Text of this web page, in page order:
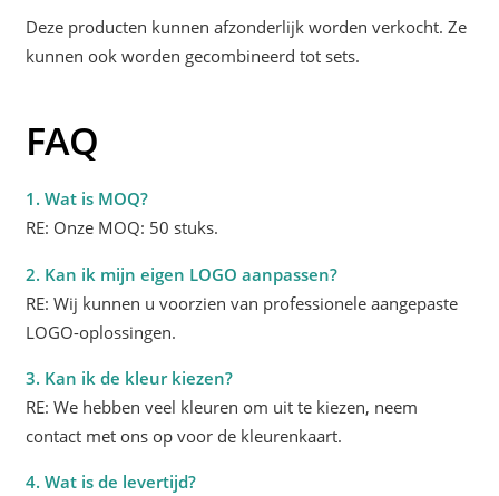
Deze producten kunnen afzonderlijk worden verkocht. Ze
kunnen ook worden gecombineerd tot sets.
FAQ
1. Wat is MOQ?
RE: Onze MOQ: 50 stuks.
2. Kan ik mijn eigen LOGO aanpassen?
RE: Wij kunnen u voorzien van professionele aangepaste
LOGO-oplossingen.
3. Kan ik de kleur kiezen?
RE: We hebben veel kleuren om uit te kiezen, neem
contact met ons op voor de kleurenkaart.
4. Wat is de levertijd?